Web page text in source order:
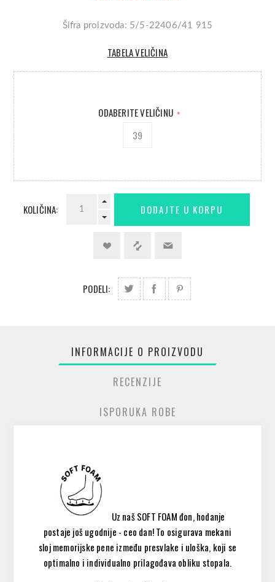
Šifra proizvoda: 5/5-22406/41 915
TABELA VELIČINA
ODABERITE VELIČINU *
39
KOLIČINA:
PODELI:
INFORMACIJE O PROIZVODU
RECENZIJE
ISPORUKA ROBE
Uz naš SOFT FOAM đon, hodanje
postaje još ugodnije - ceo dan! To osigurava mekani
sloj memorijske pene između presvlake i uloška, ​​koji se
optimalno i individualno prilagođava obliku stopala.